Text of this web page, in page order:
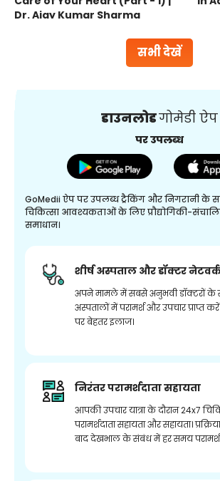
सभी देखें
Dr. Ajay Kumar Sharma
डाउनलोडगोमेडी ऐप
पर उपलब्ध
GoMedii ऐप पर उपलब्ध ट्रैकिंग और निगरानी के
चिकित्सा आवश्यकताओं के लिए प्रौद्योगिकी-
समाधान।
शीर्ष अस्पताल और डॉक्टर
अपने मामले में सबसे अनुभवी डॉक्टरों के
अस्पतालों में परामर्श और उपचार प्राप्त
पर बेहतर इलाज।
निरंतर परामर्शदाता सहायता
आपकी उपचार यात्रा के दौरान 24x7
परामर्शदाता सहायता और सहायता।
बाद देखभाल के संबंध में हर समय परामर्श